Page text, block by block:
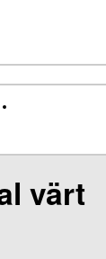
värt